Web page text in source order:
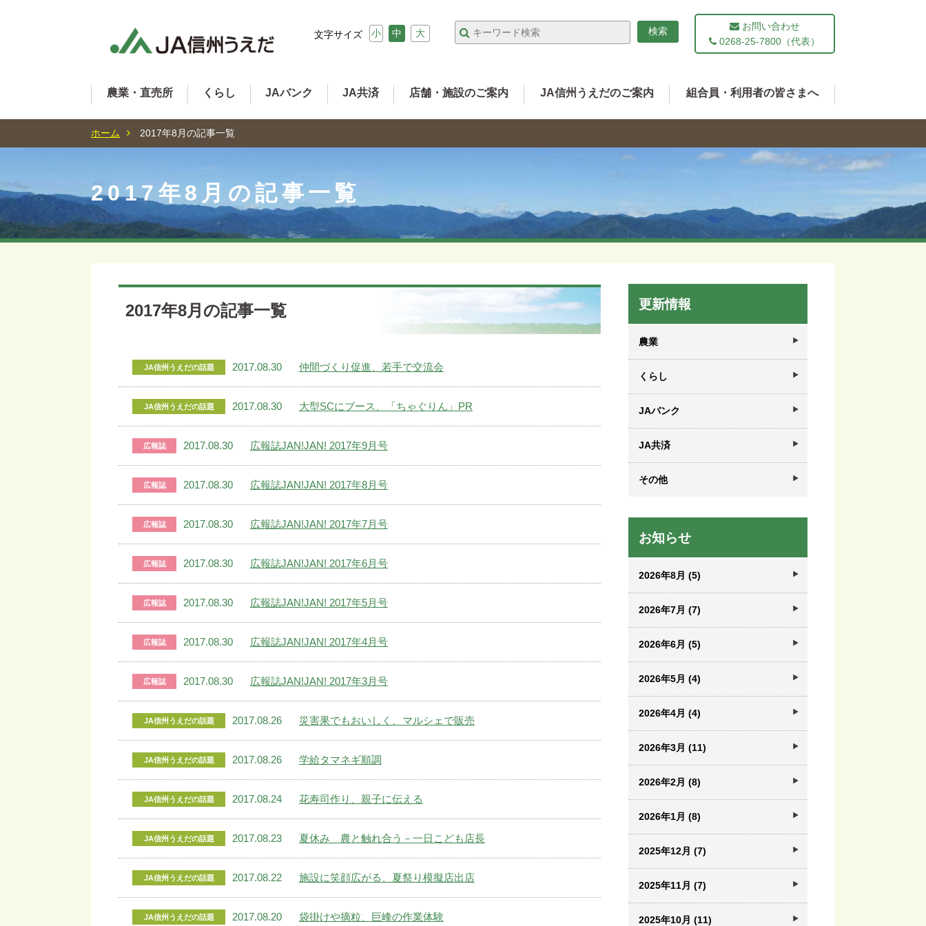
文字サイズ 小 中 大
お問い合わせ
0268-25-7800（代表）
農業・直売所 くらし JAバンク JA共済 店舗・施設のご案内 JA信州うえだのご案内 組合員・利用者の皆さまへ
ホーム 2017年8月の記事一覧
2017年8月の記事一覧
2017年8月の記事一覧
JA信州うえだの話題 2017.08.30 仲間づくり促進、若手で交流会
JA信州うえだの話題 2017.08.30 大型SCにブース、「ちゃぐりん」PR
広報誌 2017.08.30 広報誌JAN!JAN! 2017年9月号
広報誌 2017.08.30 広報誌JAN!JAN! 2017年8月号
広報誌 2017.08.30 広報誌JAN!JAN! 2017年7月号
広報誌 2017.08.30 広報誌JAN!JAN! 2017年6月号
広報誌 2017.08.30 広報誌JAN!JAN! 2017年5月号
広報誌 2017.08.30 広報誌JAN!JAN! 2017年4月号
広報誌 2017.08.30 広報誌JAN!JAN! 2017年3月号
JA信州うえだの話題 2017.08.26 災害果でもおいしく、マルシェで販売
JA信州うえだの話題 2017.08.26 学給タマネギ順調
JA信州うえだの話題 2017.08.24 花寿司作り、親子に伝える
JA信州うえだの話題 2017.08.23 夏休み 農と触れ合う－一日こども店長
JA信州うえだの話題 2017.08.22 施設に笑顔広がる、夏祭り模擬店出店
JA信州うえだの話題 2017.08.20 袋掛けや摘粒、巨峰の作業体験
更新情報
農業
くらし
JAバンク
JA共済
その他
お知らせ
2026年8月 (5)
2026年7月 (7)
2026年6月 (5)
2026年5月 (4)
2026年4月 (4)
2026年3月 (11)
2026年2月 (8)
2026年1月 (8)
2025年12月 (7)
2025年11月 (7)
2025年10月 (11)